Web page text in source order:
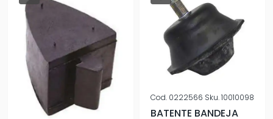
Cod. 0222566 Sku.10010098
BATENTE BANDEJA